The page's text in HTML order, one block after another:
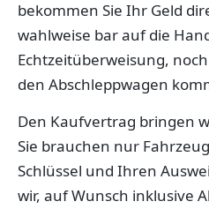
bekommen Sie Ihr Geld
wahlweise bar auf die
Echtzeitüberweisung,
den Abschleppwagen
Den Kaufvertrag bringen
Sie brauchen nur
Schlüssel und Ihren
wir, auf Wunsch inklusive